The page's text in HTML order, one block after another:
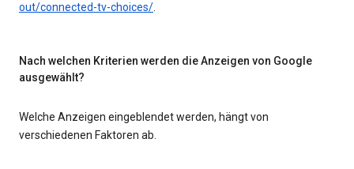
out/connected-tv-choices/.
Nach welchen Kriterien werden die Anzeigen von Google
ausgewählt?
Welche Anzeigen eingeblendet werden, hängt von
verschiedenen Faktoren ab.